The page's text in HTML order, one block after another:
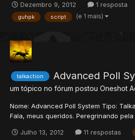
existe algum livro que ensine a
parte da programação que é usada em
Dezembro 9, 2012 1 resposta
guhpk script (e 1 mais)
talkaction Advanced Poll
um tópico no fórum postou Oneshot
Nome: Advanced Poll System Tipo:
Fala, meus queridos. Peregrinando
minha vontade de programar sistemas
Julho 13, 2012 11 respostas